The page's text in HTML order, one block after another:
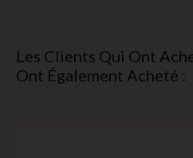
Les Clients Qui Ont
Ont Également Acheté :